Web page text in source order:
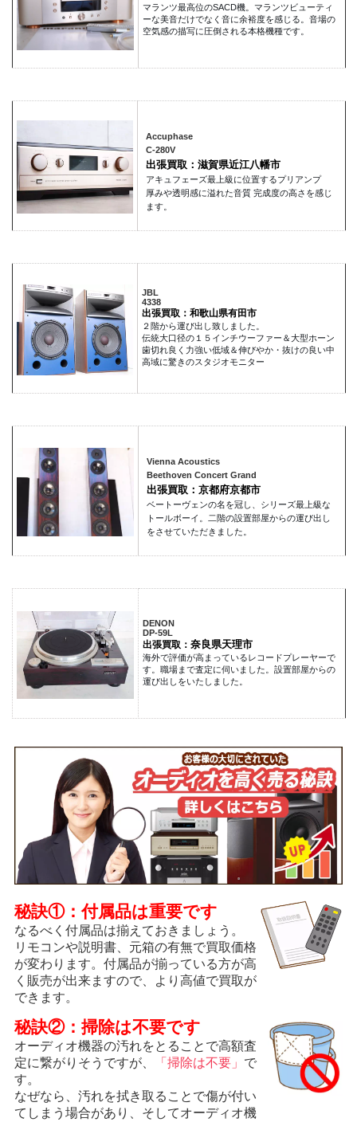
マランツ最高位のSACD機。マランツビューティ
ーな美音だけでなく音に余裕度を感じる。音場の
空気感の描写に圧倒される本格機種です。
Accuphase
C-280V
出張買取：滋賀県近江八幡市
アキュフェーズ最上級に位置するプリアンプ
厚みや透明感に溢れた音質 完成度の高さを感じ
ます。
JBL
4338
出張買取：和歌山県有田市
２階から運び出し致しました。
伝統大口径の１５インチウーファー＆大型ホーン
歯切れ良く力強い低域＆伸びやか・抜けの良い中
高域に驚きのスタジオモニター
Vienna Acoustics
Beethoven Concert Grand
出張買取：京都府京都市
ベートーヴェンの名を冠し、シリーズ最上級な
トールボーイ。二階の設置部屋からの運び出し
をさせていただきました。
DENON
DP-59L
出張買取： 奈良県天理市
海外で評価が高まっているレコードプレーヤーで
す。職場まで査定に伺いました。設置部屋からの
運び出しをいたしました。
秘訣①：付属品は重要です
なるべく付属品は揃えておきましょう。
リモコンや説明書、元箱の有無で買取価格
が変わります。付属品が揃っている方が高
く販売が出来ますので、より高値で買取が
できます。
秘訣②：掃除は不要です
オーディオ機器の汚れをとることで高額査
定に繋がりそうですが、
「掃除は不要」 で
す。
なぜなら、汚れを拭き取ることで傷が付い
てしまう場合があり、そしてオーディオ機